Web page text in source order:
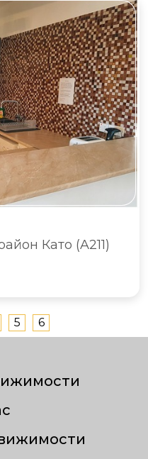
Като (A211)
5 6